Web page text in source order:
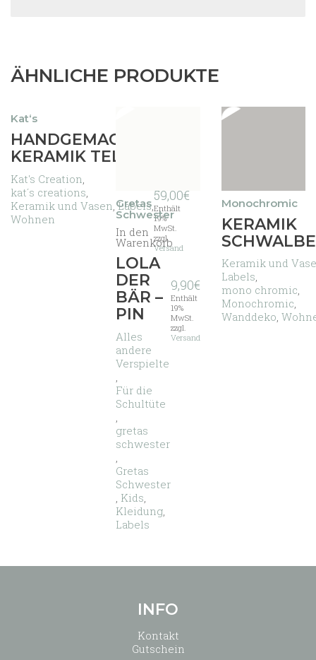
ÄHNLICHE PRODUKTE
Kat‘s
Dieses
Produkt
weist
mehrere
Varianten
auf.
Die
HANDGEMACHTE
KERAMIK TELLER
Kat's Creation
kat´s creations
Keramik und Vasen ,Labels
Wohnen
59,00€ Preisspanne:
Enthält
19%
MwSt.
zzgl.
Versand
Gretas
Schwester
In den
Warenkorb
LOLA
DER
BÄR –
PIN
Alles
andere
Verspielte
Für die
Schultüte
gretas
schwester
Gretas
Schwester
Kids
Kleidung
Labels
9,90€
Enthält
19%
MwSt.
zzgl.
Versand
Monochromic
Dieses
Produkt
weist
mehrere
Varianten
auf.
Die
Optionen
KERAMIK
Keramik und
Labels,
mono chromic,
Monochromic,
Wanddeko,
INFO
Kontakt
Gutschein